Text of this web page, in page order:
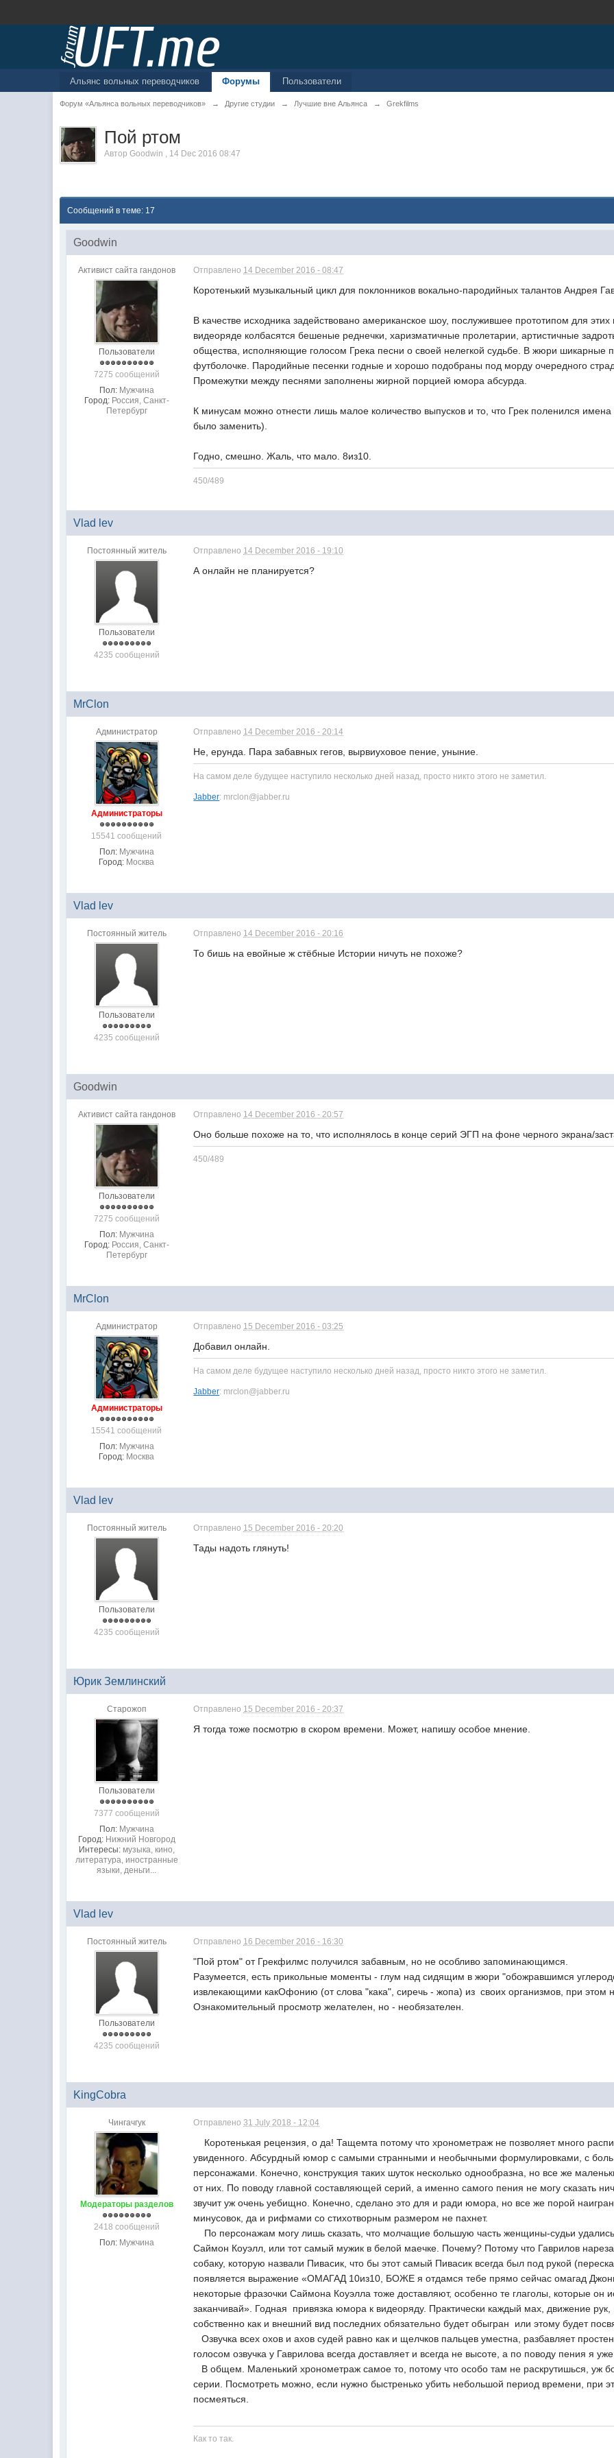
Альянс вольных переводчиков Форумы Пользователи
Форум «Альянса вольных переводчиков» → Другие студии → Лучшие вне Альянса → Grekfilms
Пой ртом
АвторGoodwin , 14 Dec 2016 08:47
Сообщений в теме: 17
Goodwin
Активист сайта гандонов
Пользователи
7275 сообщений
Пол: Мужчина
Город: Россия, Санкт-
Петербург
Отправлено 14 December 2016 - 08:47
Коротенький музыкальный цикл для поклонников вокально-пародийных талантов Андрея
В качестве исходника задействовано американское шоу, послужившее прототипом для
видеоряде колбасятся бешеные реднечки, харизматичные пролетарии, артистичные
общества, исполняющие голосом Грека песни о своей нелегкой судьбе. В жюри шикарные
футболочке. Пародийные песенки годные и хорошо подобраны под морду очередного
Промежутки между песнями заполнены жирной порцией юмора абсурда.
К минусам можно отнести лишь малое количество выпусков и то, что Грек поленился
было заменить).
Годно, смешно. Жаль, что мало. 8из10.
450/489
Vlad lev
Постоянный житель
Пользователи
4235 сообщений
Отправлено 14 December 2016 - 19:10
А онлайн не планируется?
MrClon
Администратор
Администраторы
15541 сообщений
Пол: Мужчина
Город: Москва
Отправлено 14 December 2016 - 20:14
Не, ерунда. Пара забавных гегов, вырвиуховое пение, уныние.
На самом деле будущее наступило несколько дней назад, просто никто этого не заметил.
Jabber: mrclon@jabber.ru
Vlad lev
Постоянный житель
Пользователи
4235 сообщений
Отправлено 14 December 2016 - 20:16
То бишь на евойные ж стёбные Истории ничуть не похоже?
Goodwin
Активист сайта гандонов
Пользователи
7275 сообщений
Пол: Мужчина
Город: Россия, Санкт-
Петербург
Отправлено 14 December 2016 - 20:57
Оно больше похоже на то, что исполнялось в конце серий ЭГП на фоне черного экрана/
450/489
MrClon
Администратор
Администраторы
15541 сообщений
Пол: Мужчина
Город: Москва
Отправлено 15 December 2016 - 03:25
Добавил онлайн.
На самом деле будущее наступило несколько дней назад, просто никто этого не заметил.
Jabber: mrclon@jabber.ru
Vlad lev
Постоянный житель
Пользователи
4235 сообщений
Отправлено 15 December 2016 - 20:20
Тады надоть глянуть!
Юрик Землинский
Старожоп
Пользователи
7377 сообщений
Пол: Мужчина
Город: Нижний Новгород
Интересы: музыка, кино,
литература, иностранные
языки, деньги...
Отправлено 15 December 2016 - 20:37
Я тогда тоже посмотрю в скором времени. Может, напишу особое мнение.
Vlad lev
Постоянный житель
Пользователи
4235 сообщений
Отправлено 16 December 2016 - 16:30
"Пой ртом" от Грекфилмс получился забавным, но не особливо запоминающимся.
Разумеется, есть прикольные моменты - глум над сидящим в жюри "обожравшимся
извлекающими какОфонию (от слова "кака", сиречь - жопа) из своих организмов, при
Ознакомительный просмотр желателен, но - необязателен.
KingCobra
Чингачгук
Модераторы разделов
2418 сообщений
Пол: Мужчина
Отправлено31 July 2018 - 12:04
Коротенькая рецензия, о да! Тащемта потому что хронометраж не позволяет много
увиденного. Абсурдный юмор с самыми странными и необычными формулировками, с
персонажами. Конечно, конструкция таких шуток несколько однообразна, но все же
от них. По поводу главной составляющей серий, а именно самого пения не могу сказать
звучит уж очень уебищно. Конечно, сделано это для и ради юмора, но все же порой
минусовок, да и рифмами со стихотворным размером не пахнет.
По персонажам могу лишь сказать, что молчащие большую часть женщины-судьи удались
Саймон Коуэлл, или тот самый мужик в белой маечке. Почему? Потому что Гаврилов
собаку, которую назвали Пивасик, что бы этот самый Пивасик всегда был под рукой
появляется выражение «ОМАГАД 10из10, БОЖЕ я отдамся тебе прямо сейчас омагад
некоторые фразочки Саймона Коуэлла тоже доставляют, особенно те глаголы, которые он
заканчивай». Годная привязка юмора к видеоряду. Практически каждый мах, движение рук,
собственно как и внешний вид последних обязательно будет обыгран или этому будет
Озвучка всех охов и ахов судей равно как и щелчков пальцев уместна, разбавляет
голосом озвучка у Гаврилова всегда доставляет и всегда не высоте, а по поводу пения я
В общем. Маленький хронометраж самое то, потому что особо там не раскрутишься, уж
серии. Посмотреть можно, если нужно быстренько убить небольшой период времени, при
посмеяться.
Как то так.